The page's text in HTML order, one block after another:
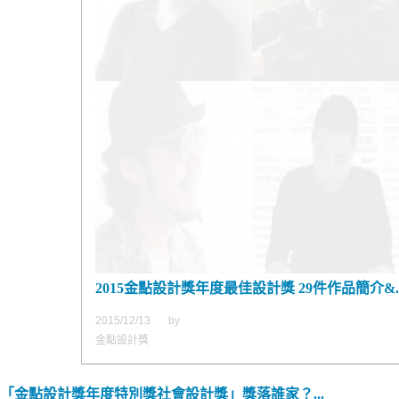
2015金點設計獎年度最佳設計獎 29件作品簡介
2015/12/13
by
金點設計獎
「金點設計獎年度特別獎社會設計獎」獎落誰家？...